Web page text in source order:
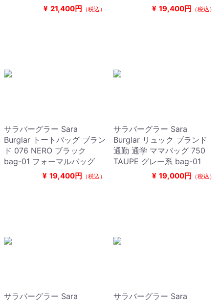
¥ 21,400円 （税込） ¥ 19,400円 （税込）
サラバーグラー Sara
Burglar トートバッグ ブラン
ド 076 NERO ブラック
bag-01 フォーマルバッグ
¥ 19,400円 （税込）
サラバーグラー Sara
Burglar リュック ブランド
通勤 通学 ママバッグ 750
TAUPE グレー系 bag-01
¥ 19,000円 （税込）
サラバーグラー Sara
サラバーグラー Sara